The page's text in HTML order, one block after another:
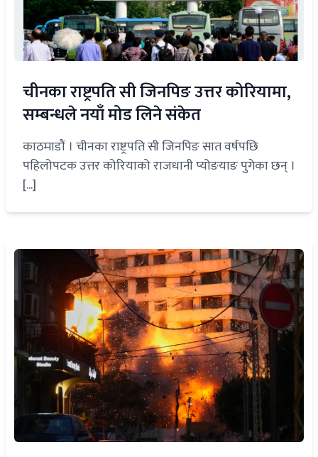
चीनका राष्ट्रपति सी जिनपिङ उत्तर कोरियामा,
सम्बन्धले नयाँ मोड लिने संकेत
काठमाडौं । चीनका राष्ट्रपति सी जिनपिङ सात वर्षपछि
पहिलोपटक उत्तर कोरियाको राजधानी प्योङयाङ पुगेका छन् ।
[...]